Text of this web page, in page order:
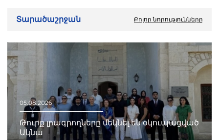
Տարածաշրջան Բոլոր նորությունները
05.08.2026
Թուրք լրագրողները մեկնել են օկուպացված
Ակնա